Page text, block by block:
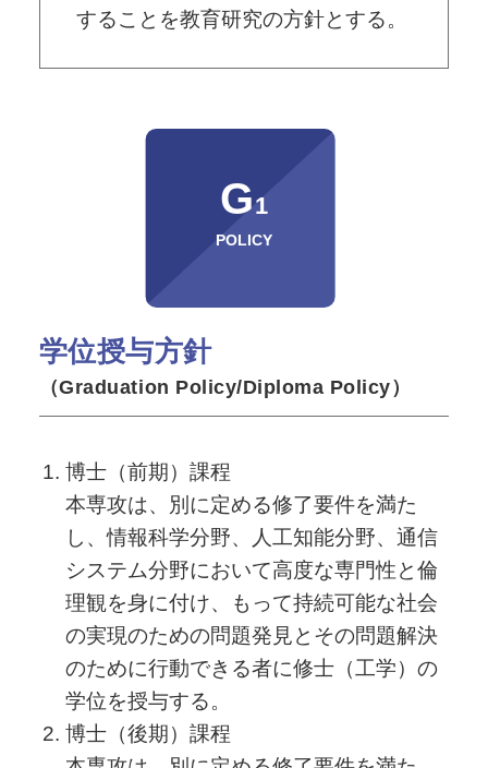
することを教育研究の方針とする。
G1
POLICY
学位授与方針
（Graduation Policy/Diploma Policy）
博士（前期）課程
本専攻は、別に定める修了要件を満た
し、情報科学分野、人工知能分野、通信
システム分野において高度な専門性と倫
理観を身に付け、もって持続可能な社会
の実現のための問題発見とその問題解決
のために行動できる者に修士（工学）の
学位を授与する。
博士（後期）課程